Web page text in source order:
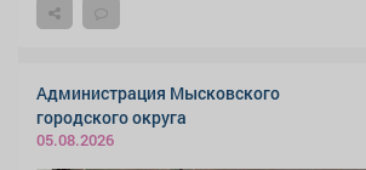
Администрация Мысковского
городского округа
05.08.2026